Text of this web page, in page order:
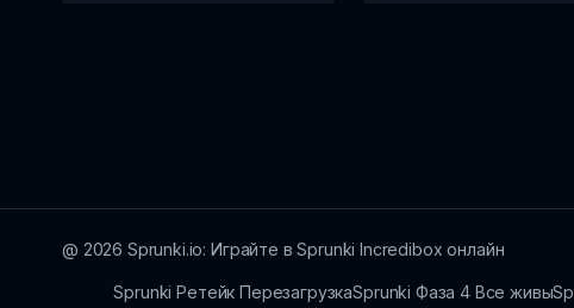
@ 2026 Sprunki.io: Играйте в Sprunki Incredibox онлайн
Sprunki Ретейк ПерезагрузкаSprunki Фаза 4 Все живы